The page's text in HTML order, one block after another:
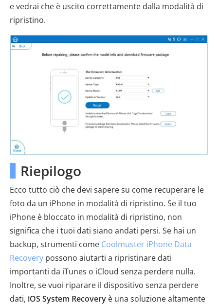
e vedrai che è uscito correttamente dalla modalità di
ripristino.
Riepilogo
Ecco tutto ciò che devi sapere su come recuperare le
foto da un iPhone in modalità di ripristino. Se il tuo
iPhone è bloccato in modalità di ripristino, non
significa che i tuoi dati siano andati persi. Se hai un
backup, strumenti come Coolmuster iPhone Data
Recovery possono aiutarti a ripristinare dati
importanti da iTunes o iCloud senza perdere nulla.
Inoltre, se vuoi riparare il dispositivo senza perdere
dati, iOS System Recovery è una soluzione altamente